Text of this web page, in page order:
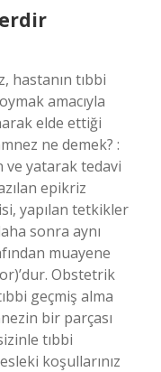
hastanın tıbbi
amacıyla
elde ettiği
ne demek? :
ve yatarak tedavi
epikriz
yapılan tetkikler
sonra aynı
muayene
Obstetrik
geçmiş alma
bir parçası
tıbbi
koşullarınız